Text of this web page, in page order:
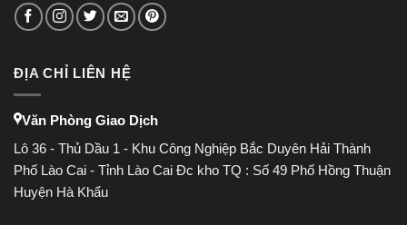
ĐỊA CHỈ LIÊN HỆ
Văn Phòng Giao Dịch
Lô 36 - Thủ Dầu 1 - Khu Công Nghiệp Bắc Duyên Hải Thành
Phố Lào Cai - Tỉnh Lào Cai Đc kho TQ : Số 49 Phố Hồng Thuận
Huyện Hà Khẩu